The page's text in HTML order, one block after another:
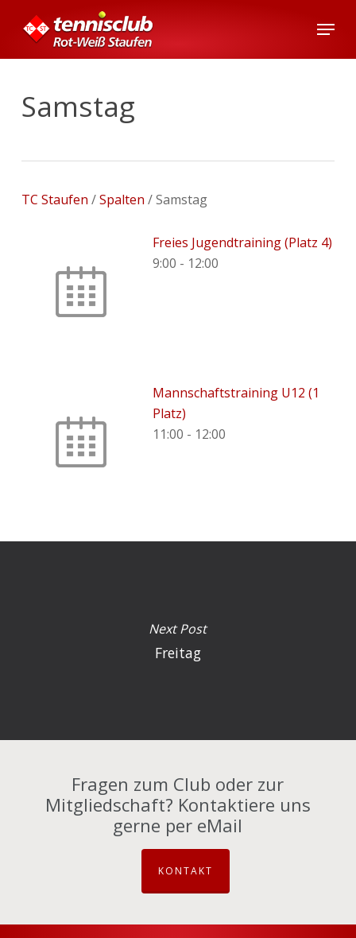
Menu
Samstag
TC Staufen /Spalten /Samstag
Freies Jugendtraining (Platz 4)
9:00 - 12:00
Mannschaftstraining U12 (1
Platz)
11:00 - 12:00
Next Post
Freitag
Fragen zum Club oder zur
Mitgliedschaft? Kontaktiere uns
gerne per eMail
KONTAKT